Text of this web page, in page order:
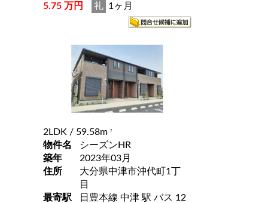
5.75 万円 礼 1ヶ月
2LDK / 59.58m 2
物件名
シーズンHR
築年
2023年03月
住所
大分県中津市沖代町1丁
目
最寄駅
日豊本線 中津 駅 バス 12